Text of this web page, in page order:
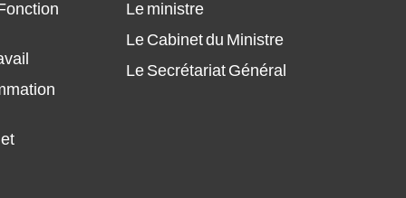
Le ministre
Le Cabinet du Ministre
Le Secrétariat Général